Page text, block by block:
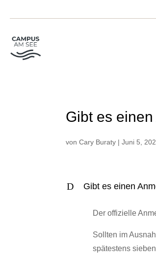
Gibt es
vonCary Buraty |Juni 5,
D Gibt es einen
Der offizielle
Sollten im
spätestens